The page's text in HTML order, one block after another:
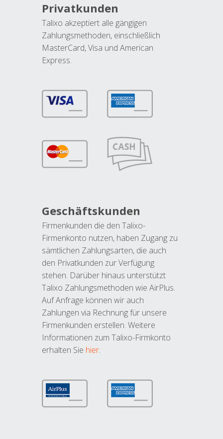
Privatkunden
Talixo akzeptiert alle gängigen
Zahlungsmethoden, einschließlich
MasterCard, Visa und American
Express.
Geschäftskunden
Firmenkunden die den Talixo-
Firmenkonto nutzen, haben Zugang zu
sämtlichen Zahlungsarten, die auch
den Privatkunden zur Verfügung
stehen. Darüber hinaus unterstützt
Talixo Zahlungsmethoden wie AirPlus.
Auf Anfrage können wir auch
Zahlungen via Rechnung für unsere
Firmenkunden erstellen. Weitere
Informationen zum Talixo-Firmkonto
erhalten Sie hier.